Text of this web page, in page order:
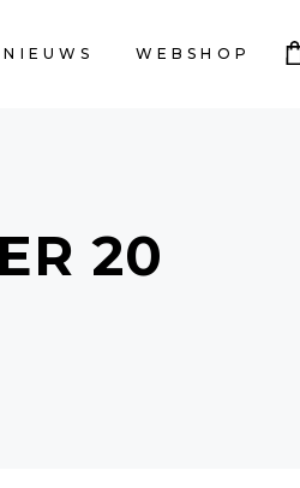
NIEUWS WEBSHOP
20